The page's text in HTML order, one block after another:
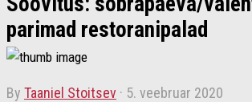
parimad restoranipalad
by Taaniel Stoitsev · 5. veebruar 2020